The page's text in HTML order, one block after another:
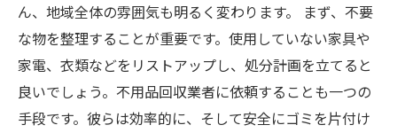
ん、地域全体の雰囲気も明るく変わります。 まず、不要
な物を整理することが重要です。使用していない家具や
家電、衣類などをリストアップし、処分計画を立てると
良いでしょう。不用品回収業者に依頼することも一つの
手段です。彼らは効率的に、そして安全にゴミを片付け